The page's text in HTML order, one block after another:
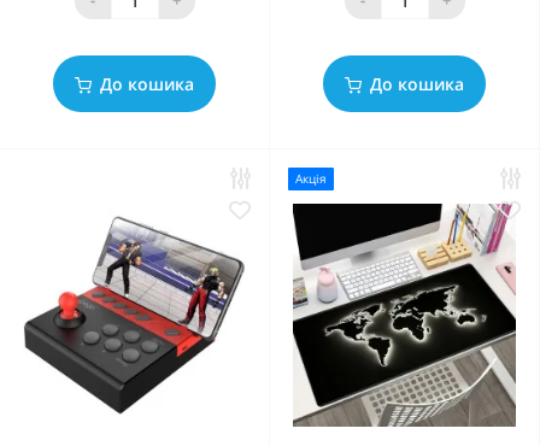
До кошика До кошика
Акція